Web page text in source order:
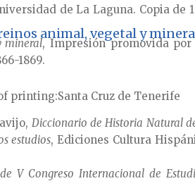
de La Laguna. Copia de
mineral, Impresión promovida por
1869.
Diccionario de Historia Natural
estudios, Ediciones Cultura
V Congreso Internacional de
animal, vegetal y
printing Santa Cruz de Tenerife